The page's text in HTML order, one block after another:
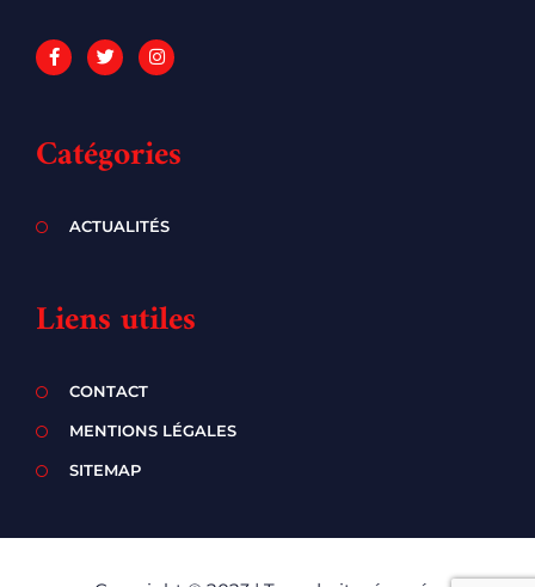
Catégories
ACTUALITÉS
Liens utiles
CONTACT
MENTIONS LÉGALES
SITEMAP